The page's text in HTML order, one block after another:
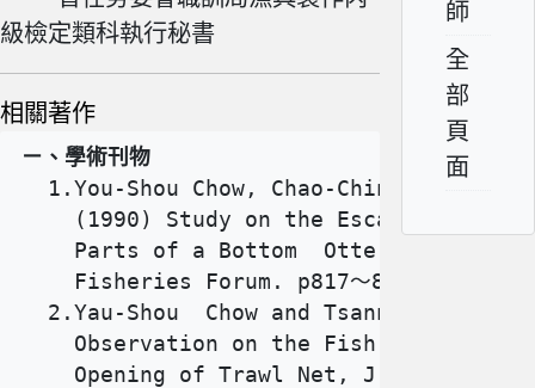
師
全
部
頁
面
級檢定類科執行秘書
相關著作
ㄧ、學術刊物
1.You-Shou Chow, Chao-Ching Chen and
(1990) Study on the Escape of Fish
Parts of a Bottom  Otter  Trawl
    Fisheries Forum. p817～820,TAKYO。
2.Yau-Shou  Chow and Tsann-Shing
Observation on the Fish School
Opening of Trawl Net, J.Fish.Soc.